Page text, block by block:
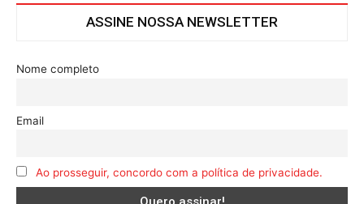
ASSINE NOSSA NEWSLETTER
Nome completo
Email
Ao prosseguir, concordo com a política de privacidade.